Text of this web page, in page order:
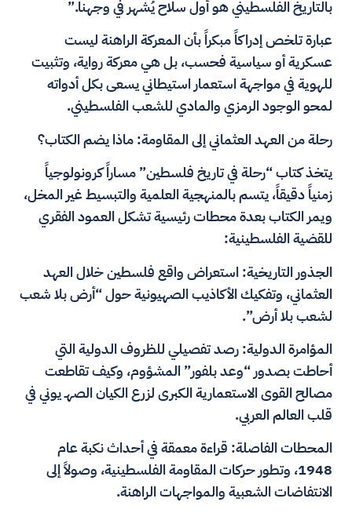
بالتاريخ الفلسطيني هو أول سلاح يُشهر في وجهنا.”
عبارة تلخص إدراكاً مبكراً بأن المعركة الراهنة ليست
عسكرية أو سياسية فحسب، بل هي معركة رواية، وتثبيت
للهوية في مواجهة استعمار استيطاني يسعى بكل أدواته
لمحو الوجود الرمزي والمادي للشعب الفلسطيني.
رحلة من العهد العثماني إلى المقاومة: ماذا يضم الكتاب؟
يتخذ كتاب “رحلة في تاريخ فلسطين” مساراً كرونولوجياً
زمنياً دقيقاً، يتسم بالمنهجية العلمية والتبسيط غير المخل،
ويمر الكتاب بعدة محطات رئيسية تشكل العمود الفقري
للقضية الفلسطينية:
الجذور التاريخية: استعراض واقع فلسطين خلال العهد
العثماني، وتفكيك الأكاذيب الصهيونية حول “أرض بلا شعب
لشعب بلا أرض”.
المؤامرة الدولية: رصد تفصيلي للظروف الدولية التي
أحاطت بصدور “وعد بلفور” المشؤوم، وكيف تقاطعت
مصالح القوى الاستعمارية الكبرى لزرع الكيان الصهـ يوني في
قلب العالم العربي.
المحطات الفاصلة: قراءة معمقة في أحداث نكبة عام
1948، وتطور حركات المقاومة الفلسطينية، وصولاً إلى
الانتفاضات الشعبية والمواجهات الراهنة.